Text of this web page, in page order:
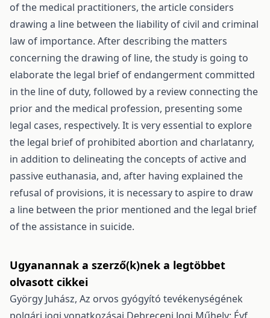
of the medical practitioners, the article considers
drawing a line between the liability of civil and criminal
law of importance. After describing the matters
concerning the drawing of line, the study is going to
elaborate the legal brief of endangerment committed
in the line of duty, followed by a review connecting the
prior and the medical profession, presenting some
legal cases, respectively. It is very essential to explore
the legal brief of prohibited abortion and charlatanry,
in addition to delineating the concepts of active and
passive euthanasia, and, after having explained the
refusal of provisions, it is necessary to aspire to draw
a line between the prior mentioned and the legal brief
of the assistance in suicide.
Ugyanannak a szerző(k)nek a legtöbbet
olvasott cikkei
György Juhász, Az orvos gyógyító tevékenységének